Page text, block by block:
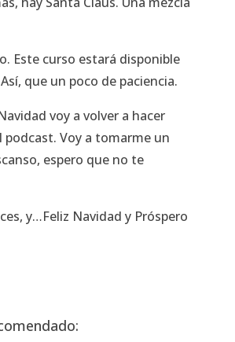
Este curso estará disponible
que un poco de paciencia.
voy a volver a hacer
podcast. Voy a tomarme un
espero que no te
y…Feliz Navidad y Próspero